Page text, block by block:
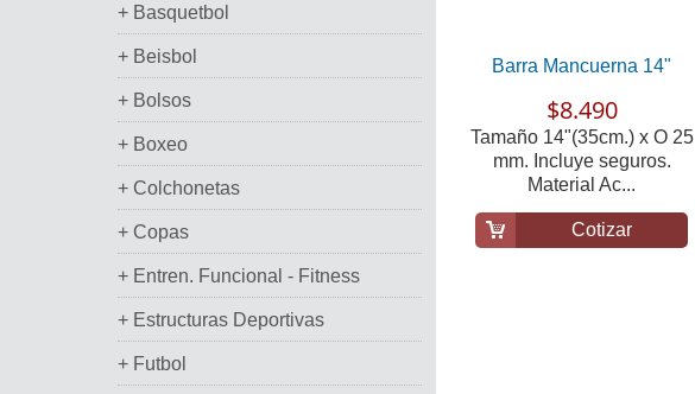
+ Basquetbol
+ Beisbol
+ Bolsos
+ Boxeo
+ Colchonetas
+ Copas
+ Entren. Funcional - Fitness
+ Estructuras Deportivas
+ Futbol
Barra Mancuerna 14"
$8.490
Tamaño 14"(35cm.) x O 25
mm. Incluye seguros.
Material Ac...
Cotizar